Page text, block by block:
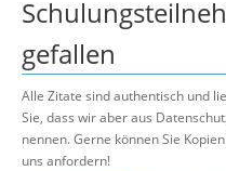
gefallen
Alle Zitate sind authentisch und
Sie, dass wir aber aus
nennen. Gerne können Sie
uns anfordern!